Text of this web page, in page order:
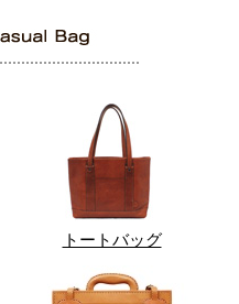
トートバッグ